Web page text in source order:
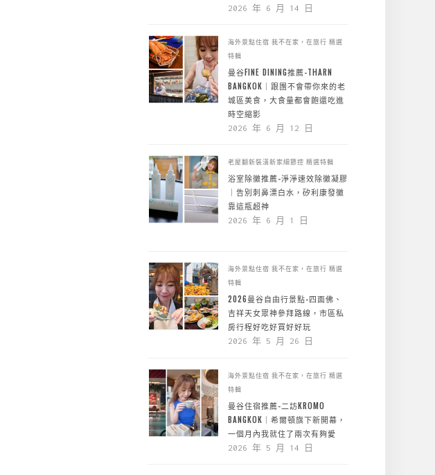
2026 年 6 月 14 日
海外景點住宿 我不在家，在旅行 精選
特輯
曼谷FINE DINING推薦-THARN
BANGKOK｜跟團不會帶你來的老
城區美食，大食量都會飽還吃進
時空縮影
2026 年 6 月 12 日
老屋翻新裝潢新家細節控 精選特輯
浴室除黴推薦-淨淨速效除黴凝膠
｜告別刺鼻漂白水，矽利康發黴
靠這瓶超神
2026 年 6 月 1 日
海外景點住宿 我不在家，在旅行 精選
特輯
2026曼谷自由行景點-四面佛、
吉祥天女眾神參拜路線，市區私
房行程好吃好買好好玩
2026 年 5 月 26 日
海外景點住宿 我不在家，在旅行 精選
特輯
曼谷住宿推薦-二訪KROMO
BANGKOK｜希爾頓旗下新開幕，
一個月內我就住了兩次有夠愛
2026 年 5 月 14 日